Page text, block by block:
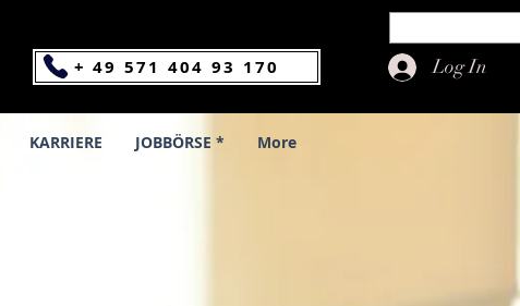
+ 49 571 404 93 170 Log In
KARRIERE JOBBÖRSE * More